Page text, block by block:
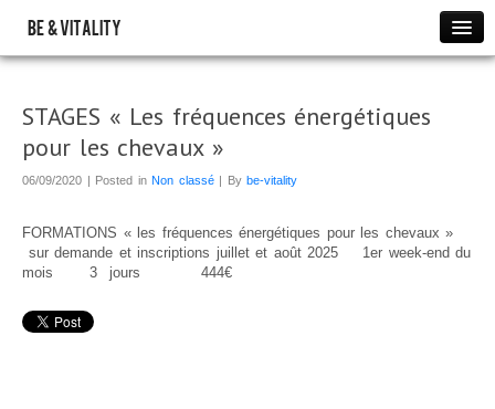
BE & VITALITY
Accueil
PRESENTATION
PARTICULIERS
Tarifs des séances en Energétique
Toucher Energétique Modelage
Tarifs Toucher Énergétique modelage
STAGES « Les fréquences énergétiques
pour les chevaux »
06/09/2020 | Posted in Non classé| By be-vitality
FORMATIONS « les fréquences énergétiques pour les chevaux »
sur demande et inscriptions juillet et août 2025 1er week-end du
mois 3 jours 444€